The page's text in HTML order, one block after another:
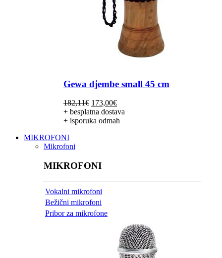
Gewa djembe small 45 cm
182,11€ Izvorna
cijena
bila
173,00€Trenutna
cijena
je:
+ besplatna dostava
+ isporuka odmah
MIKROFONI
Mikrofoni
MIKROFONI
Vokalni mikrofoni
Bežični mikrofoni
Pribor za mikrofone